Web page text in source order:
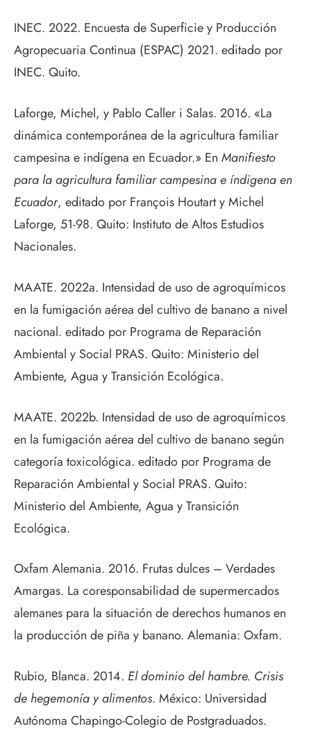
INEC. 2022. Encuesta de Superficie y Producción
Agropecuaria Continua (ESPAC) 2021. editado por
INEC. Quito.
Laforge, Michel, y Pablo Caller i Salas. 2016. «La
dinámica contemporánea de la agricultura familiar
campesina e indígena en Ecuador.» En Manifiesto
para la agricultura familiar campesina e índigena en
Ecuador, editado por François Houtart y Michel
Laforge, 51-98. Quito: Instituto de Altos Estudios
Nacionales.
MAATE. 2022a. Intensidad de uso de agroquímicos
en la fumigación aérea del cultivo de banano a nivel
nacional. editado por Programa de Reparación
Ambiental y Social PRAS. Quito: Ministerio del
Ambiente, Agua y Transición Ecológica.
MAATE. 2022b. Intensidad de uso de agroquímicos
en la fumigación aérea del cultivo de banano según
categoría toxicológica. editado por Programa de
Reparación Ambiental y Social PRAS. Quito:
Ministerio del Ambiente, Agua y Transición
Ecológica.
Oxfam Alemania. 2016. Frutas dulces – Verdades
Amargas. La coresponsabilidad de supermercados
alemanes para la situación de derechos humanos en
la producción de piña y banano. Alemania: Oxfam.
Rubio, Blanca. 2014. El dominio del hambre. Crisis
de hegemonía y alimentos. México: Universidad
Autónoma Chapingo-Colegio de Postgraduados.